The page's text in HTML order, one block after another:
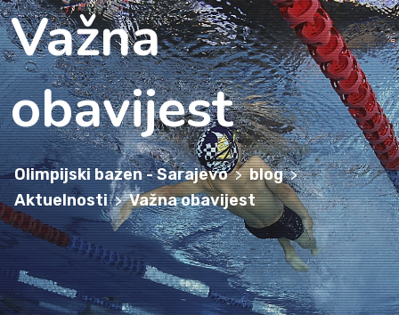
Važna
obavijest
Olimpijski bazen - Sarajevo > blog >
Aktuelnosti > Važna obavijest